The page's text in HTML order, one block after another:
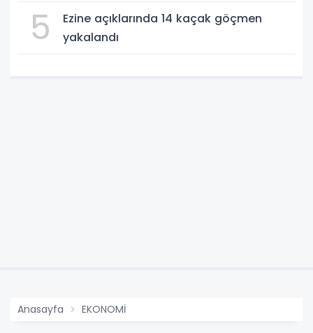
5
Ezine açıklarında 14 kaçak göçmen
yakalandı
Anasayfa EKONOMİ